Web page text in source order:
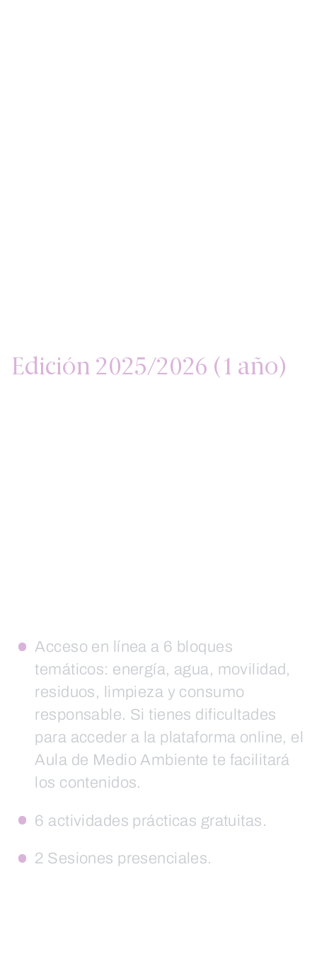
Edición 2025/2026 (1 año)
Acceso en línea a 6 bloques
temáticos: energía, agua, movilidad,
residuos, limpieza y consumo
responsable. Si tienes dificultades
para acceder a la plataforma online, el
Aula de Medio Ambiente te facilitará
los contenidos.
6 actividades prácticas gratuitas.
2 Sesiones presenciales.